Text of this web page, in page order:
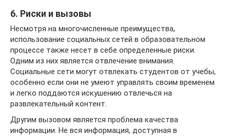
6. Риски и вызовы
Несмотря на многочисленные преимущества,
использование социальных сетей в образовательном
процессе также несет в себе определенные риски.
Одним из них является отвлечение внимания.
Социальные сети могут отвлекать студентов от учебы,
особенно если они не умеют управлять своим временем
и легко поддаются искушению отвлечься на
развлекательный контент.
Другим вызовом является проблема качества
информации. Не вся информация, доступная в